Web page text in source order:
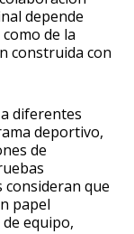
depende
de la
construida con
diferentes
deportivo,
de
consideran que
papel
equipo,